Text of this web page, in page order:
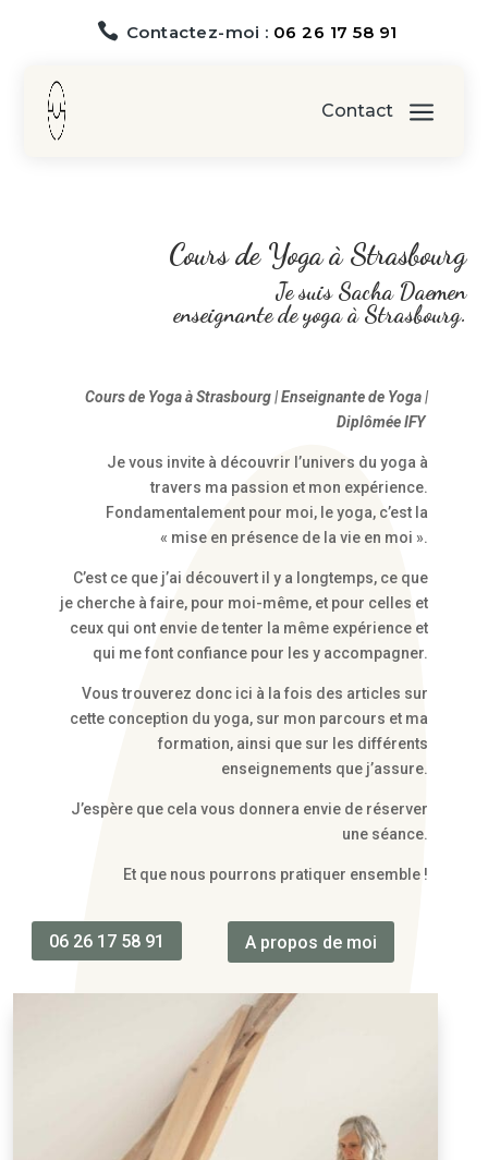
Contact a
 Contactez-moi : 06 26 17 58 91
Cours de Yoga à Strasbourg
Je suis Sacha Daemen
enseignante de yoga à Strasbourg.
Cours de Yoga à Strasbourg | Enseignante de Yoga |
Diplômée IFY
Je vous invite à découvrir l’univers du yoga à
travers ma passion et mon expérience.
Fondamentalement pour moi, le yoga, c’est la
« mise en présence de la vie en moi ».
C’est ce que j’ai découvert il y a longtemps, ce que
je cherche à faire, pour moi-même, et pour celles et
ceux qui ont envie de tenter la même expérience et
qui me font confiance pour les y accompagner.
Vous trouverez donc ici à la fois des articles sur
cette conception du yoga, sur mon parcours et ma
formation, ainsi que sur les différents
enseignements que j’assure.
J’espère que cela vous donnera envie de réserver
une séance.
Et que nous pourrons pratiquer ensemble !
A propos de moi
06 26 17 58 91